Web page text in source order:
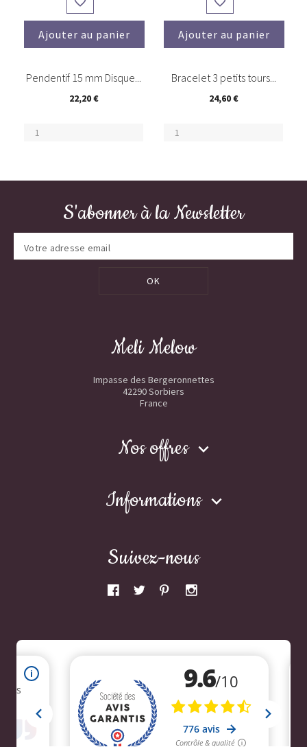
Ajouter au panier
Pendentif 15 mm Disque...
22,20 €
Ajouter au panier
Bracelet 3 petits tours...
24,60 €
S'abonner à la Newsletter
OK
Meli Melow
Impasse des Bergeronnettes
42290 Sorbiers
France
Nos offres 
Informations 
Suivez-nous